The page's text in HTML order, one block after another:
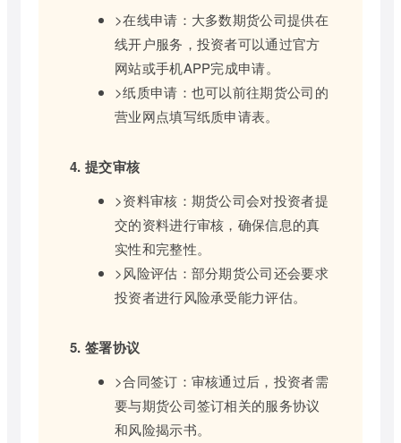
>在线申请：大多数期货公司提供在
线开户服务，投资者可以通过官方
网站或手机APP完成申请。
>纸质申请：也可以前往期货公司的
营业网点填写纸质申请表。
4. 提交审核
>资料审核：期货公司会对投资者提
交的资料进行审核，确保信息的真
实性和完整性。
>风险评估：部分期货公司还会要求
投资者进行风险承受能力评估。
5. 签署协议
>合同签订：审核通过后，投资者需
要与期货公司签订相关的服务协议
和风险揭示书。